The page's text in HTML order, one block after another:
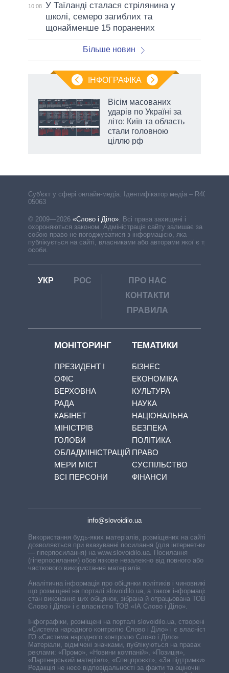
10:08 У Таїланді сталася стрілянина у
школі, семеро загиблих та
щонайменше 15 поранених
Більше новин
ІНФОГРАФІКА
Вісім масованих
ударів по Україні за
літо: Київ та область
стали головною
ціллю рф
Cуб'єкт у сфері онлайн-медіа. Ідентифікатор медіа – R40-
05063
© 2009—2026 «Слово і Діло». Всі права захищені і
охороняються законом. Адміністрація сайту залишає за
собою право не погоджуватися з інформацією, яка
публікується на сайті, власниками або авторами якої є треті
особи.
УКР РОС
ПРО НАС
КОНТАКТИ
ПРАВИЛА
МОНІТОРИНГ
ПРЕЗИДЕНТ І
ОФІС
ВЕРХОВНА
РАДА
КАБІНЕТ
МІНІСТРІВ
ГОЛОВИ
ОБЛАДМІНІСТРАЦІЙ
МЕРИ МІСТ
ВСІ ПЕРСОНИ
ТЕМАТИКИ
БІЗНЕС
ЕКОНОМІКА
КУЛЬТУРА
НАУКА
НАЦІОНАЛЬНА
БЕЗПЕКА
ПОЛІТИКА
ПРАВО
СУСПІЛЬСТВО
ФІНАНСИ
info@slovoidilo.ua
Використання будь-яких матеріалів, розміщених на сайті,
дозволяється при вказуванні посилання (для інтернет-видань
— гіперпосилання) на www.slovoidilo.ua. Посилання
(гіперпосилання) обов’язкове незалежно від повного або
часткового використання матеріалів.
Аналітична інформація про обіцянки політиків і чиновників,
що розміщені на порталі slovoidilo.ua, а також інформація про
стан виконання цих обіцянок, зібрана й опрацьована ТОВ «ІА
Слово і Діло» і є власністю ТОВ «ІА Слово і Діло».
Інфографіки, розміщені на порталі slovoidilo.ua, створені ГО
«Система народного контролю Слово і Діло» і є власністю
ГО «Система народного контролю Слово і Діло».
Матеріали, відмічені значками, публікуються на правах
реклами: «Промо», «Новини компаній», «Позиція»,
«Партнерський матеріал», «Спецпроєкт», «За підтримки».
Редакція не несе відповідальності за факти та оціночні